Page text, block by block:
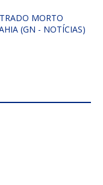
MORTO
(GN - NOTÍCIAS)